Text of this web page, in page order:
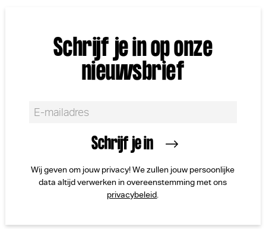
Schrijf je in op onze
nieuwsbrief
Wij geven om jouw privacy! We zullen jouw persoonlijke
data altijd verwerken in overeenstemming met ons
privacybeleid